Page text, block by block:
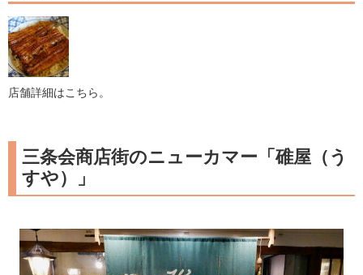
店舗詳細はこちら。
三条会商店街のニューカマー「碓屋（う
すや）」